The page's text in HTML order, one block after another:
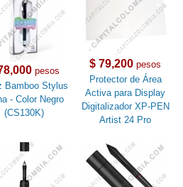
pesos
Bamboo Stylus
- Color Negro
(CS130K)
$ 79,200 pesos
Protector de Área
Activa para Display
Digitalizador XP-PEN
Artist 24 Pro